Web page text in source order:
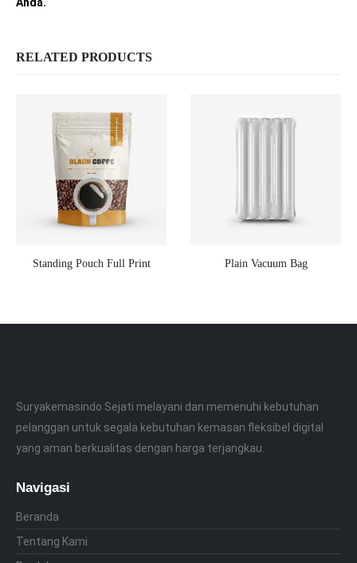
Anda.
RELATED PRODUCTS
Standing Pouch Full Print Plain Vacuum Bag
Suryakemasindo Sejati melayani dan memenuhi kebutuhan
pelanggan untuk segala kebutuhan kemasan fleksibel digital
yang aman berkualitas dengan harga terjangkau.
Navigasi
Beranda
Tentang Kami